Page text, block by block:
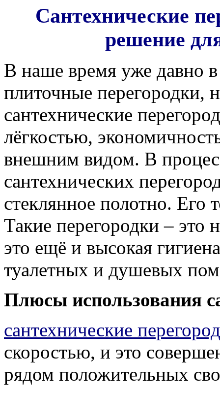
Сантехнические
решение
В наше время уже давно
плиточные перегородки,
сантехнические
лёгкостью,
внешним видом. В
сантехнических
стеклянное полотно. Его
Такие перегородки – это
это ещё и высокая
туалетных и душевых
Плюсы использования
сантехнические
скоростью, и это
рядом положительных